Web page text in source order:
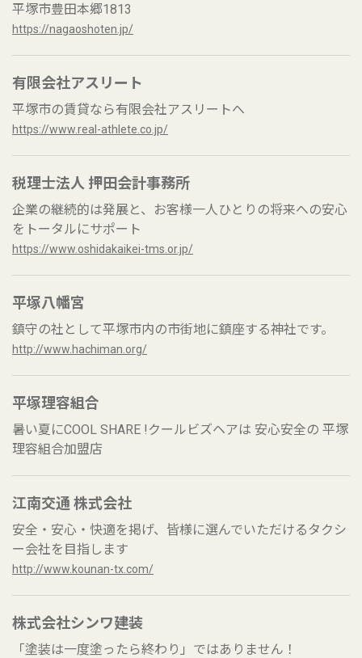
平塚市豊田本郷1813
https://nagaoshoten.jp/
有限会社アスリート
平塚市の賃貸なら有限会社アスリートへ
https://www.real-athlete.co.jp/
税理士法人 押田会計事務所
企業の継続的は発展と、お客様一人ひとりの将来への安心
をトータルにサポート
https://www.oshidakaikei-tms.or.jp/
平塚八幡宮
鎮守の社として平塚市内の市街地に鎮座する神社です。
http://www.hachiman.org/
平塚理容組合
暑い夏にCOOL SHARE !クールビズヘアは 安心安全の 平塚
理容組合加盟店
江南交通 株式会社
安全・安心・快適を掲げ、皆様に選んでいただけるタクシ
ー会社を目指します
http://www.kounan-tx.com/
株式会社シンワ建装
「塗装は一度塗ったら終わり」ではありません！